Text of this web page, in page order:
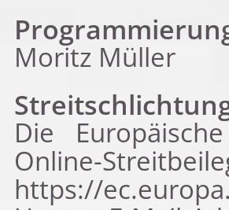
Moritz Müller
Die
Online-
https://